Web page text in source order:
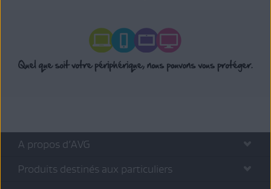
A propos d’AVG
Produits destinés aux particuliers